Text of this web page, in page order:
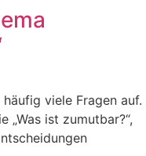
viele Fragen auf.
„Was ist zumutbar?“,